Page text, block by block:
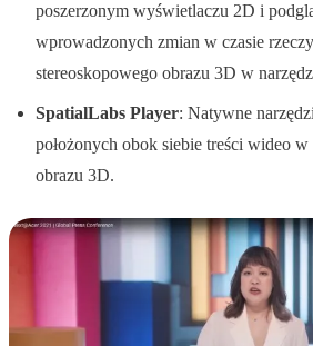
poszerzonym wyświetlaczu 2D i
wprowadzonych zmian w czasie
stereoskopowego obrazu 3D w
SpatialLabs Player: Natywne
położonych obok siebie treści wideo
obrazu 3D.